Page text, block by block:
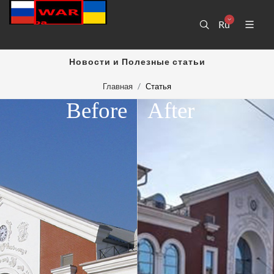
Ru
Новости и Полезные статьи
Главная Статья
After
Before